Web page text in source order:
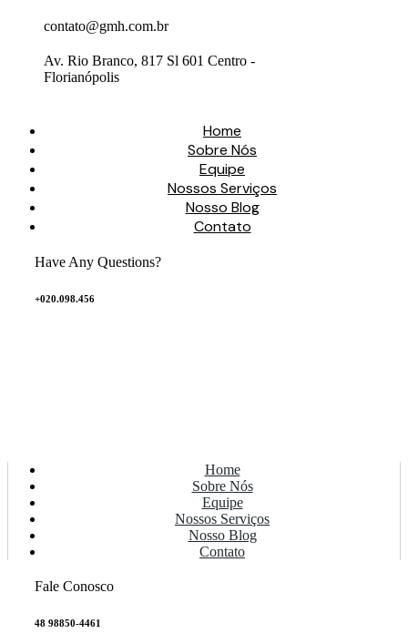
contato@gmh.com.br
Av. Rio Branco, 817 Sl 601 Centro -
Florianópolis
Home
Sobre Nós
Equipe
Nossos Serviços
Nosso Blog
Contato
+020.098.456
Have Any Questions?
Home
Sobre Nós
Equipe
Nossos Serviços
Nosso Blog
Contato
48 98850-4461
Fale Conosco